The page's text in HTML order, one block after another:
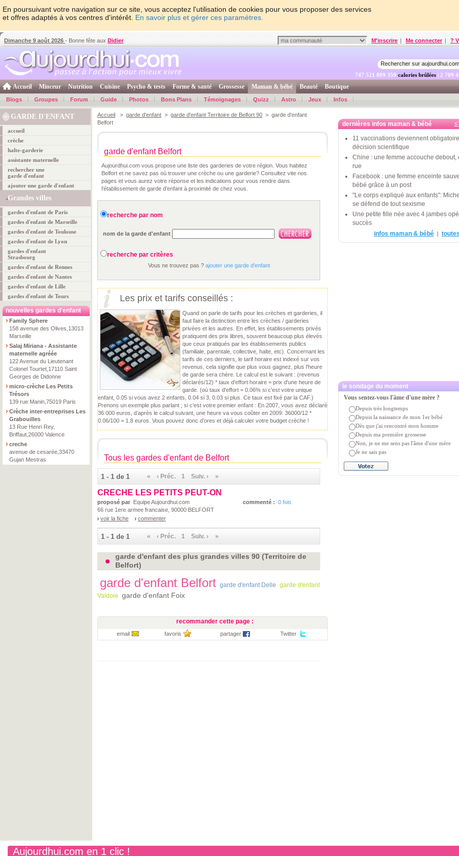
En poursuivant votre navigation sur ce site, vous acceptez l'utilisation de cookies pour vous proposer des services
et offres adaptés à vos centres d'intérêt. En savoir plus et gérer ces paramètres.
Dimanche 9 août 2026 - Bonne fête aux Didier M'inscrire | Me connecter | ?
747 521 810 009 calories brûlées | 2 709
Accueil Minceur Nutrition Cuisine Psycho & tests Forme & santé Grossesse Maman & bébé Beauté Boutique
Blogs Groupes Forum Guide Photos Bons Plans Témoignages Quizz Astro Jeux Infos
GARDE D'ENFANT
accueil
crèche
halte-garderie
assistante maternelle
rechercher une
garde d'enfant
ajouter une garde d'enfant
Grandes villes
gardes d'enfant de Paris
gardes d'enfant de Marseille
gardes d'enfant de Toulouse
gardes d'enfant de Lyon
gardes d'enfant
Strasbourg
gardes d'enfant de Rennes
gardes d'enfant de Nantes
gardes d'enfant de Lille
gardes d'enfant de Tours
nouvelles gardes d'enfant
Family Sphere
158 avenue des Olives,13013
Marseille
Salaj Miriana - Assistante
maternelle agréée
122 Avenue du Lieutenant
Colonel Tourtet,17110 Saint
Georges de Didonne
micro-crèche Les Petits
Trésors
139 rue Manin,75019 Paris
Crèche inter-entreprises Les
Grabouilles
13 Rue Henri Rey,
Briffaut,26000 Valence
creche
avenue de cesarée,33470
Gujan Mestras
Accueil > garde d'enfant > garde d'enfant Territoire de Belfort 90 > garde d'enfant
Belfort
garde d'enfant Belfort
Aujourdhui.com vous propose une liste des garderies de votre région. Vous habitez
Belfort et ne savez pas où trouver une crèche ou une garderie? Consultez vite nos
pages et vous aurez votre réponse et les indications pour vous rendre dans
l'établissement de garde d'enfant à proximité de chez vous.
recherche par nom
nom de la garde d'enfant
recherche par critères
Vous ne trouvez pas ? ajouter une garde d'enfant
Les prix et tarifs conseillés :
Quand on parle de tarifs pour les crèches et garderies, il
faut faire la distinction entre les crèches / garderies
privées et les autres. En effet, les établissements privés
pratiquent des prix libres, souvent beaucoup plus élevés
que ceux pratiqués par les établissements publics
(familiale, parentale, collective, halte, etc). Concernant les
tarifs de ces derniers, le tarif horaire est indexé sur vos
revenus, cela signifie que plus vous gagnez, plus l’heure
de garde sera chère. Le calcul est le suivant : (revenus
déclarés/12) * taux d'effort horaire = prix d'une heure de
garde. (où taux d'effort = 0.06% si c'est votre unique
enfant, 0.05 si vous avez 2 enfants, 0.04 si 3, 0.03 si plus. Ce taux est fixé par la CAF.)
Prenons un exemple plus parlant ; si c’est votre premier enfant : En 2007, vous avez déclaré
36 000 euros, d’après le calcul suivant, une heure va vous coûter en 2009: 36000/12 *
0.06/100 = 1.8 euros. Vous pouvez donc d’ores et déjà calculer votre budget crèche !
Tous les gardes d'enfant de Belfort
1 - 1 de 1 « ‹ Préc. 1 Suiv. › »
CRECHE LES PETITS PEUT-ON
proposé par Equipe Aujourdhui.com commenté : 0 fois
66 rue 1ere armee francaise, 90000 BELFORT
voir la fiche
commenter
1 - 1 de 1 « ‹ Préc. 1 Suiv. › »
garde d'enfant des plus grandes villes 90 (Territoire de
Belfort)
garde d'enfant Belfort garde d'enfant Delle garde d'enfant
Valdoie garde d'enfant Foix
recommander cette page :
email favoris partager Twitter
dernières infos maman & bébé
11 vaccinations deviennent
décision scientifique
Chine : une femme accouche debout,
rue
Facebook : une femme enceinte
bébé grâce à un post
"Le corps expliqué aux enfants":
se défend de tout sexisme
Une petite fille née avec 4 jambes
succès
infos maman & bébé |
le sondage du moment
Vous sentez-vous l'âme d'une mère ?
Depuis très longtemps
Depuis la naissance de mon 1er bébé
Dès que j'ai rencontré mon homme
Depuis ma première grossesse
Non, je ne me sens pas l'âme d'une mère
Je ne sais pas
Aujourdhui.com en 1 clic !